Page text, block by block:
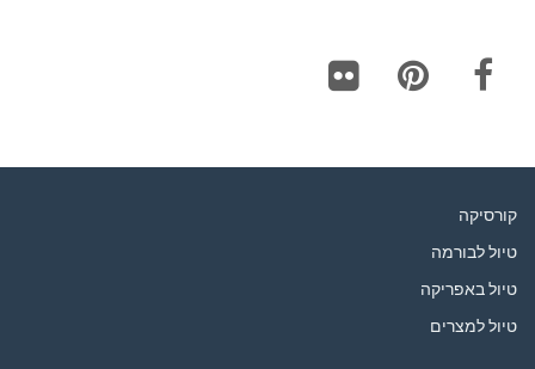
קורסיקה
טיול לבורמה
טיול באפריקה
טיול למצרים